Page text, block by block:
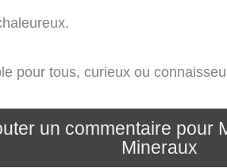
pour tous, curieux ou
un commentaire pour
Mineraux